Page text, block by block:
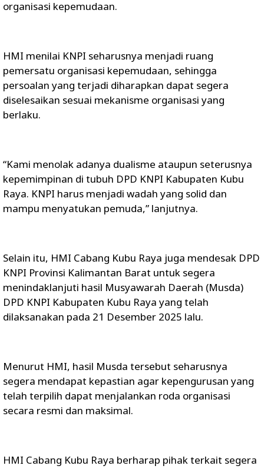
organisasi kepemudaan.
HMI menilai KNPI seharusnya menjadi ruang
pemersatu organisasi kepemudaan, sehingga
persoalan yang terjadi diharapkan dapat segera
diselesaikan sesuai mekanisme organisasi yang
berlaku.
“Kami menolak adanya dualisme ataupun seterusnya
kepemimpinan di tubuh DPD KNPI Kabupaten Kubu
Raya. KNPI harus menjadi wadah yang solid dan
mampu menyatukan pemuda,” lanjutnya.
Selain itu, HMI Cabang Kubu Raya juga mendesak DPD
KNPI Provinsi Kalimantan Barat untuk segera
menindaklanjuti hasil Musyawarah Daerah (Musda)
DPD KNPI Kabupaten Kubu Raya yang telah
dilaksanakan pada 21 Desember 2025 lalu.
Menurut HMI, hasil Musda tersebut seharusnya
segera mendapat kepastian agar kepengurusan yang
telah terpilih dapat menjalankan roda organisasi
secara resmi dan maksimal.
HMI Cabang Kubu Raya berharap pihak terkait segera